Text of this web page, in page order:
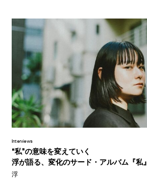
Interviews
“私”の意味を変えていく
浮が語る、変化のサード・アルバム『私』
浮